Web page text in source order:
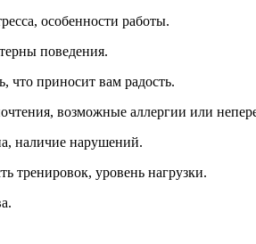
особенности работы.
поведения.
что приносит вам радость.
возможные аллергии или
наличие нарушений.
тренировок, уровень нагрузки.